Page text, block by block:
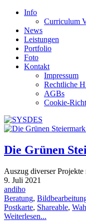
Info
Curriculum
News
Leistungen
Portfolio
Foto
Kontakt
Impressum
Rechtliche
AGBs
Cookie-
Die Grünen
Auszug diverser Projekte
9. Juli 2021
andiho
Beratung,
Postkarte, Shareable,
Weiterlesen...